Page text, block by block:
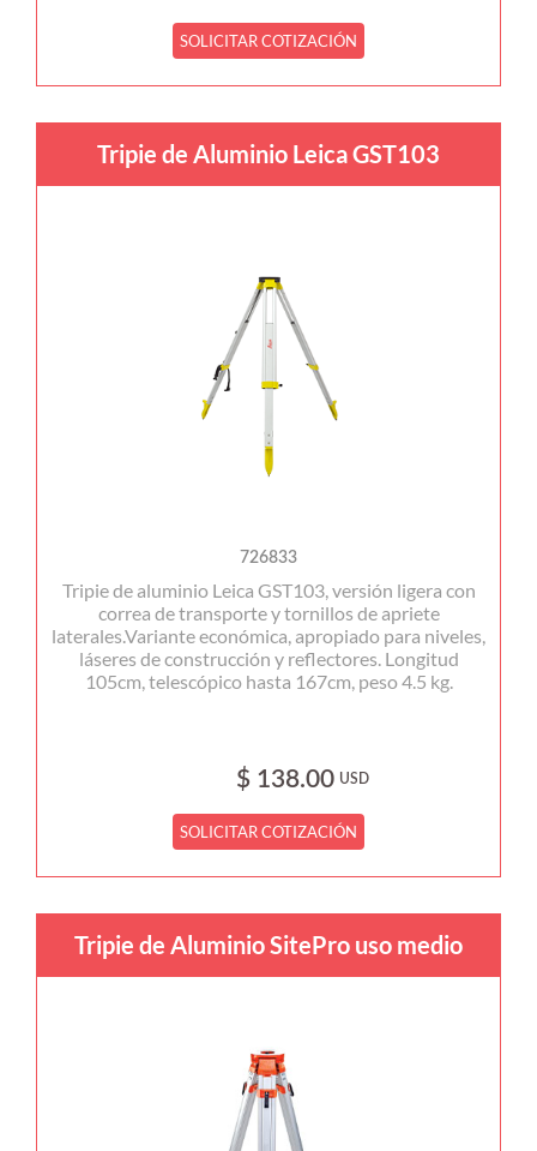
SOLICITAR COTIZACIÓN
Tripie de Aluminio Leica GST103
726833
Tripie de aluminio Leica GST103, versión ligera con
correa de transporte y tornillos de apriete
laterales.Variante económica, apropiado para niveles,
láseres de construcción y reflectores. Longitud
105cm, telescópico hasta 167cm, peso 4.5 kg.
$ 138.00 USD
SOLICITAR COTIZACIÓN
Tripie de Aluminio SitePro uso medio